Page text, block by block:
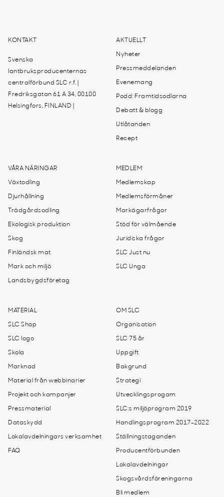
KONTAKT
Svenska
lantbruksproducenternas
centralförbund SLC r.f. |
Fredriksgatan 61 A 34, 00100
Helsingfors, FINLAND |
AKTUELLT
Nyheter
Pressmeddelanden
Evenemang
Podd: Framtidsodlarna
Debatt & blogg
Utlåtanden
Recept
VÅRA NÄRINGAR
Växtodling
Djurhållning
Trädgårdsodling
Ekologisk produktion
Skog
Finländsk mat
Mark och miljö
Landsbygdsföretag
MEDLEM
Medlemskap
Medlemsförmåner
Markägarfrågor
Stöd för välmående
Juridiska frågor
SLC Just nu
SLC Unga
MATERIAL
SLC Shop
SLC logo
Skola
Marknad
Material från webbinarier
Projekt och kampanjer
Pressmaterial
Dataskydd
Lokalavdelningars verksamhet
FAQ
OM SLC
Organisation
SLC 75 år
Uppgift
Bakgrund
Strategi
Utvecklingsprogam
SLC:s miljöprogram 2019
Handlingsprogram 2017-2022
Ställningstaganden
Producentförbunden
Lokalavdelningar
Skogsvårdsföreningarna
Bli medlem